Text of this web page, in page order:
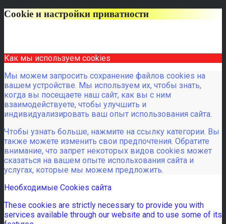
Cookie и настройки приватности
Как мы используем cookies
Мы можем запросить сохранение файлов cookies на
вашем устройстве. Мы используем их, чтобы знать,
когда вы посещаете наш сайт, как вы с ним
взаимодействуете, чтобы улучшить и
индивидуализировать ваш опыт использования сайта.
Чтобы узнать больше, нажмите на ссылку категории. Вы
также можете изменить свои предпочтения. Обратите
внимание, что запрет некоторых видов cookies может
сказаться на вашем опыте испольхования сайта и
услугах, которые мы можем предложить.
Необходимые Cookies сайта
These cookies are strictly necessary to provide you with
services available through our website and to use some of its